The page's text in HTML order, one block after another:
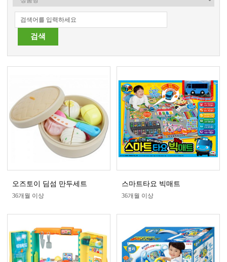
오즈토이 딤섬 만두세트
36개월 이상
스마트타요 빅매트
36개월 이상